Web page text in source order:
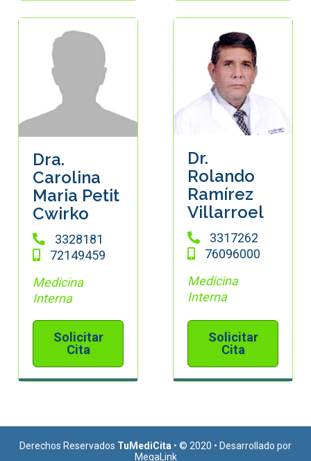
Dra.
Carolina
Maria Petit
Cwirko
3328181
72149459
Medicina
Interna
Solicitar
Cita
Dr.
Rolando
Ramírez
Villarroel
3317262
76096000
Medicina
Interna
Solicitar
Cita
Derechos Reservados TuMediCita • © 2020 • Desarrollado por
MegaLink